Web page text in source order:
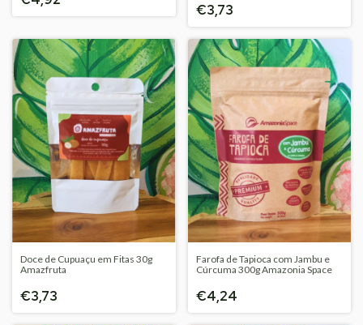
€3,73
Doce de Cupuaçu em Fitas 30g
Amazfruta
€3,73
Farofa de Tapioca com Jambu e
Cúrcuma 300g Amazonia Space
€4,24